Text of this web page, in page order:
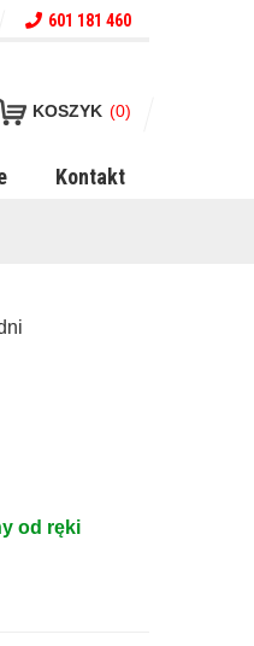
601 181 460
KOSZYK (0)
Kontakt
od ręki